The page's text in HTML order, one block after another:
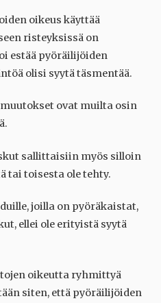
oikeus käyttää
risteyksissä on
estää pyöräilijöiden
olisi syytä täsmentää.
ovat muilta osin
sallittaisiin myös silloin
tai toisesta ole tehty.
joilla on pyöräkaistat,
ellei ole erityistä syytä
oikeutta ryhmittyä
siten, että pyöräilijöiden